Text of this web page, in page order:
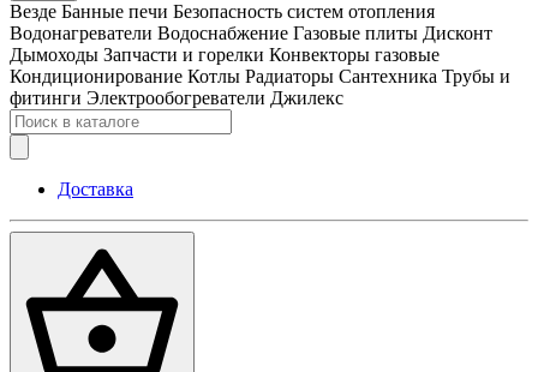
Везде Банные печи Безопасность систем отопления
Водонагреватели Водоснабжение Газовые плиты Дисконт
Дымоходы Запчасти и горелки Конвекторы газовые
Кондиционирование Котлы Радиаторы Сантехника Трубы и
фитинги Электрообогреватели Джилекс
Доставка